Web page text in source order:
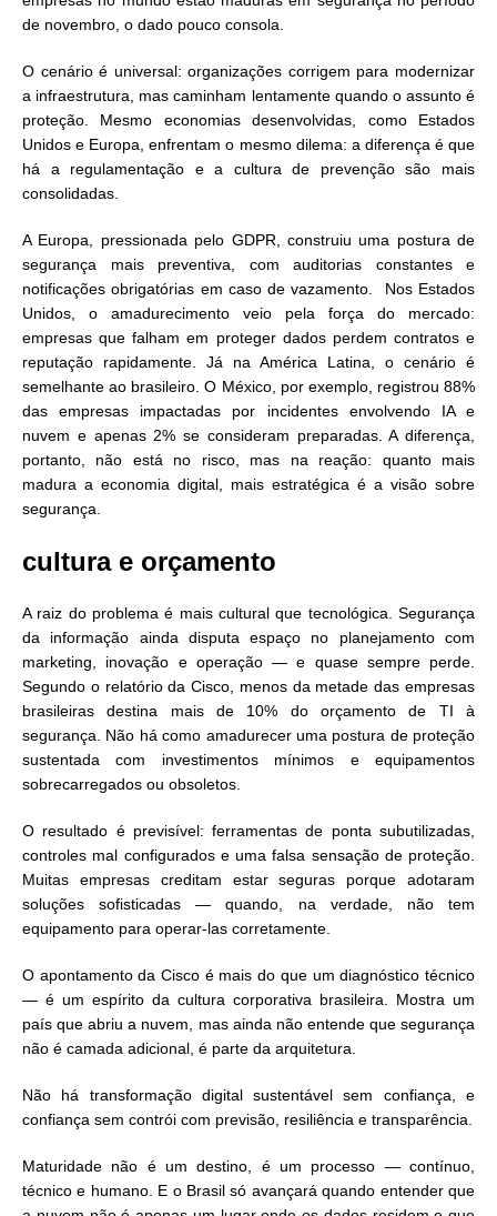
de novembro, o dado pouco consola.
O cenário é universal: organizações corrigem para modernizar
a infraestrutura, mas caminham lentamente quando o assunto é
proteção. Mesmo economias desenvolvidas, como Estados
Unidos e Europa, enfrentam o mesmo dilema: a diferença é que
há a regulamentação e a cultura de prevenção são mais
consolidadas.
A Europa, pressionada pelo GDPR, construiu uma postura de
segurança mais preventiva, com auditorias constantes e
notificações obrigatórias em caso de vazamento. Nos Estados
Unidos, o amadurecimento veio pela força do mercado:
empresas que falham em proteger dados perdem contratos e
reputação rapidamente. Já na América Latina, o cenário é
semelhante ao brasileiro. O México, por exemplo, registrou 88%
das empresas impactadas por incidentes envolvendo IA e
nuvem e apenas 2% se consideram preparadas. A diferença,
portanto, não está no risco, mas na reação: quanto mais
madura a economia digital, mais estratégica é a visão sobre
segurança.
cultura e orçamento
A raiz do problema é mais cultural que tecnológica. Segurança
da informação ainda disputa espaço no planejamento com
marketing, inovação e operação — e quase sempre perde.
Segundo o relatório da Cisco, menos da metade das empresas
brasileiras destina mais de 10% do orçamento de TI à
segurança. Não há como amadurecer uma postura de proteção
sustentada com investimentos mínimos e equipamentos
sobrecarregados ou obsoletos.
O resultado é previsível: ferramentas de ponta subutilizadas,
controles mal configurados e uma falsa sensação de proteção.
Muitas empresas creditam estar seguras porque adotaram
soluções sofisticadas — quando, na verdade, não tem
equipamento para operar-las corretamente.
O apontamento da Cisco é mais do que um diagnóstico técnico
— é um espírito da cultura corporativa brasileira. Mostra um
país que abriu a nuvem, mas ainda não entende que segurança
não é camada adicional, é parte da arquitetura.
Não há transformação digital sustentável sem confiança, e
confiança sem contrói com previsão, resiliência e transparência.
Maturidade não é um destino, é um processo — contínuo,
técnico e humano. E o Brasil só avançará quando entender que